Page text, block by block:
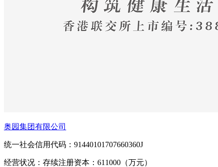
奥园集团有限公司
统一社会信用代码：91440101707660360J
经营状况：存续注册资本：611000（万元）